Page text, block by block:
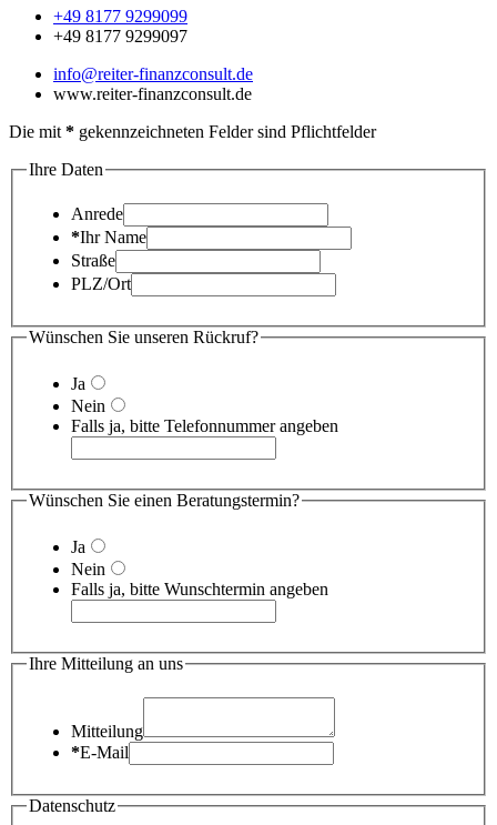
+49 8177 9299099
+49 8177 9299097
info@reiter-finanzconsult.de
www.reiter-finanzconsult.de
Die mit * gekennzeichneten Felder sind Pflichtfelder
Ihre Daten
Anrede
*Ihr Name
Straße
PLZ/Ort
Wünschen Sie unseren Rückruf?
Ja
Nein
Falls ja, bitte Telefonnummer angeben
Wünschen Sie einen Beratungstermin?
Ja
Nein
Falls ja, bitte Wunschtermin angeben
Ihre Mitteilung an uns
Mitteilung
*E-Mail
Datenschutz